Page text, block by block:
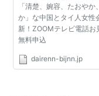
「清楚、婉容、たおや
か」な中国とタイ人女性
新！ZOOMテレビ電話お
無料申込
dairenn-bijnn.jp